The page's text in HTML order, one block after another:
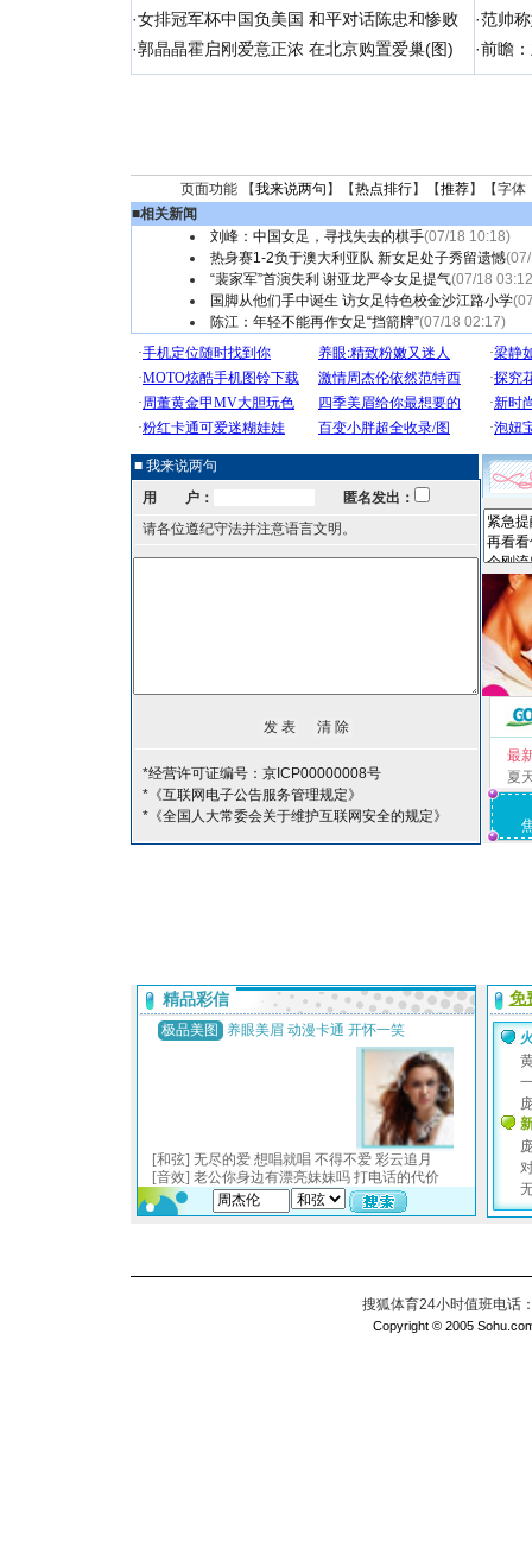
·女排冠军杯中国负美国 和平对话陈忠和惨败
·郭晶晶霍启刚爱意正浓 在北京购置爱巢(图)
·范帅
·前瞻
页面功能 【我来说两句 】【热点排行】【推荐】【字体
■相关新闻
刘峰：中国女足，寻找失去的棋手(07/18 10:18)
热身赛1-2负于澳大利亚队 新女足处子秀留遗憾
“裴家军”首演失利 谢亚龙严令女足提气(07/18
国脚从他们手中诞生 访女足特色校金沙江路小学
陈江：年轻不能再作女足“挡箭牌”(07/18 02:17)
■ 我来说两句
用 户：
匿名发出：
请各位遵纪守法并注意语言文明。
*经营许可证编号：京ICP00000008号
*《互联网电子公告服务管理规定》
*《全国人大常委会关于维护互联网安全的规定》
最
夏
搜狐体育24小时值班电话
Copyright © 2005